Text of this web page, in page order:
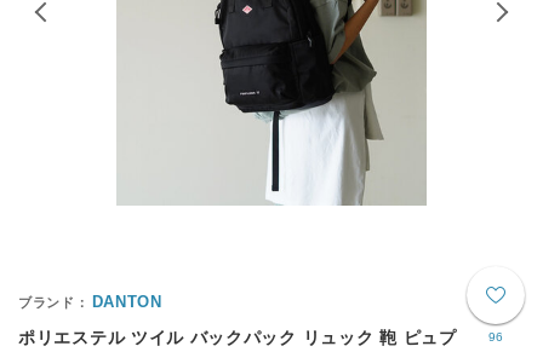
96
DANTON
ポリエステル ツイル バックパック リュック 鞄 ピュプ